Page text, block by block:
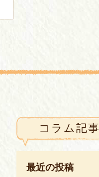
コラム記事
最近の投稿